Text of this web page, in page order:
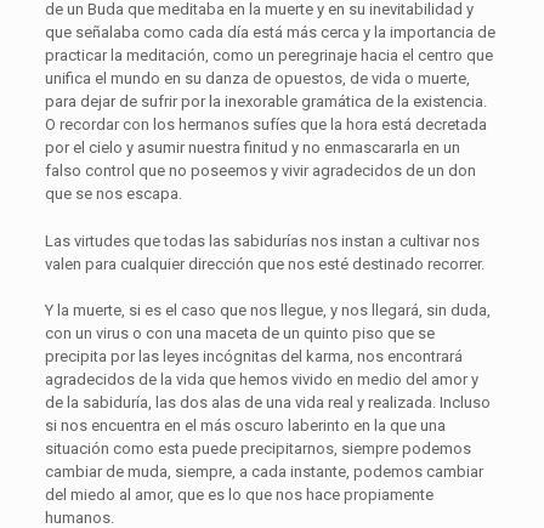
de un Buda que meditaba en la muerte y en su inevitabilidad y
que señalaba como cada día está más cerca y la importancia de
practicar la meditación, como un peregrinaje hacia el centro que
unifica el mundo en su danza de opuestos, de vida o muerte,
para dejar de sufrir por la inexorable gramática de la existencia.
O recordar con los hermanos sufíes que la hora está decretada
por el cielo y asumir nuestra finitud y no enmascararla en un
falso control que no poseemos y vivir agradecidos de un don
que se nos escapa.
Las virtudes que todas las sabidurías nos instan a cultivar nos
valen para cualquier dirección que nos esté destinado recorrer.
Y la muerte, si es el caso que nos llegue, y nos llegará, sin duda,
con un virus o con una maceta de un quinto piso que se
precipita por las leyes incógnitas del karma, nos encontrará
agradecidos de la vida que hemos vivido en medio del amor y
de la sabiduría, las dos alas de una vida real y realizada. Incluso
si nos encuentra en el más oscuro laberinto en la que una
situación como esta puede precipitarnos, siempre podemos
cambiar de muda, siempre, a cada instante, podemos cambiar
del miedo al amor, que es lo que nos hace propiamente
humanos.